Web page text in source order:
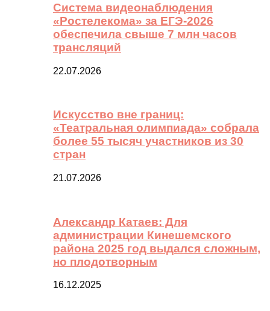
Система видеонаблюдения
«Ростелекома» за ЕГЭ-2026
обеспечила свыше 7 млн часов
трансляций
22.07.2026
Искусство вне границ:
«Театральная олимпиада» собрала
более 55 тысяч участников из 30
стран
21.07.2026
Александр Катаев: Для
администрации Кинешемского
района 2025 год выдался сложным,
но плодотворным
16.12.2025